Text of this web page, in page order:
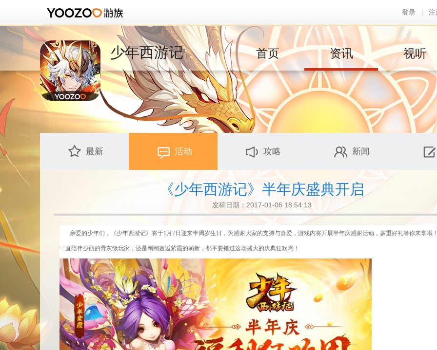
登录 注
少年西游记 首页 资讯 视听
最新 活动 攻略 新闻
《少年西游记》半年庆盛典开启
发稿日期：2017-01-06 18:54:13
亲爱的少年们， 《少年西游记》将于1月7日迎来半周岁生日，为感谢大家的支持与喜爱，游戏内将开展半年庆感谢活动，多重好礼等你来拿哦
一直陪伴少西的骨灰级玩家，还是刚刚邂逅紫霞的萌新，都不要错过这场盛大的庆典狂欢哟！